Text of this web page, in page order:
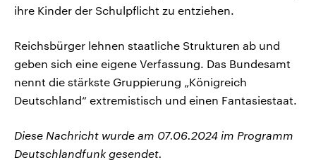
ihre Kinder der Schulpflicht zu entziehen.
Reichsbürger lehnen staatliche Strukturen ab und
geben sich eine eigene Verfassung. Das Bundesamt
nennt die stärkste Gruppierung „Königreich
Deutschland“ extremistisch und einen Fantasiestaat.
Diese Nachricht wurde am 07.06.2024 im Programm
Deutschlandfunk gesendet.